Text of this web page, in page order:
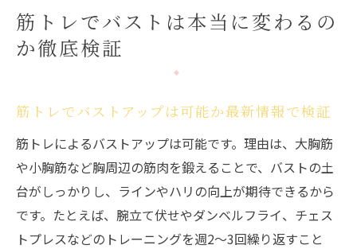
筋トレでバストは本当に変わるの
か徹底検証
筋トレでバストアップは可能か最新情報で検証
筋トレによるバストアップは可能です。理由は、大胸筋
や小胸筋など胸周辺の筋肉を鍛えることで、バストの土
台がしっかりし、ラインやハリの向上が期待できるから
です。たとえば、腕立て伏せやダンベルフライ、チェス
トプレスなどのトレーニングを週2～3回繰り返すこと